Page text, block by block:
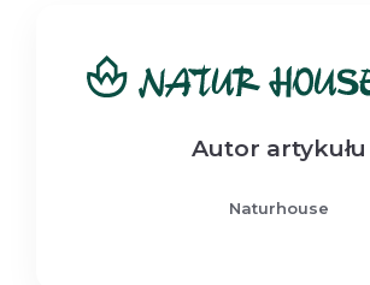
Autor artykułu
Naturhouse